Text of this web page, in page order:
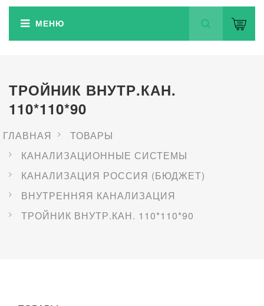
ТРОЙНИК ВНУТР.КАН.
110*110*90
ГЛАВНАЯ
ТОВАРЫ
КАНАЛИЗАЦИОННЫЕ СИСТЕМЫ
КАНАЛИЗАЦИЯ РОССИЯ (БЮДЖЕТ)
ВНУТРЕННЯЯ КАНАЛИЗАЦИЯ
ТРОЙНИК ВНУТР.КАН. 110*110*90